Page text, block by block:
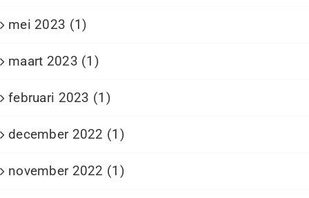
mei 2023 (1)
maart 2023 (1)
februari 2023 (1)
december 2022 (1)
november 2022 (1)